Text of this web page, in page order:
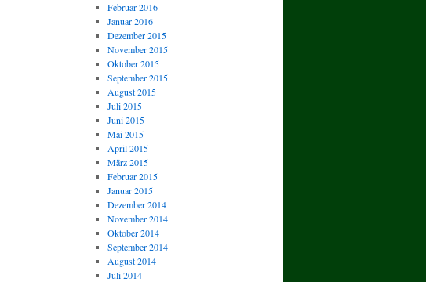
Februar 2016
Januar 2016
Dezember 2015
November 2015
Oktober 2015
September 2015
August 2015
Juli 2015
Juni 2015
Mai 2015
April 2015
März 2015
Februar 2015
Januar 2015
Dezember 2014
November 2014
Oktober 2014
September 2014
August 2014
Juli 2014